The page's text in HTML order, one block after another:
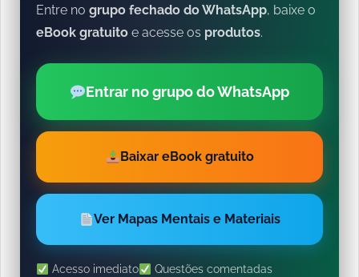
Entre no grupo fechado do WhatsApp, baixe o
eBook gratuito e acesse os produtos.
Entrar no grupo do WhatsApp
Baixar eBook gratuito
Ver Mapas Mentais e Materiais
Acesso imediato
Questões comentadas